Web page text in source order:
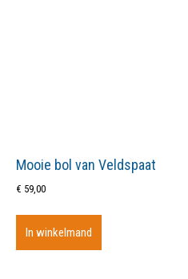
Mooie bol van Veldspaat
€ 59,00
In winkelmand